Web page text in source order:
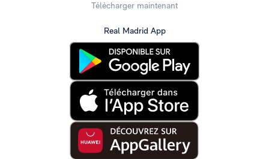
Télécharger maintenant
Real Madrid App